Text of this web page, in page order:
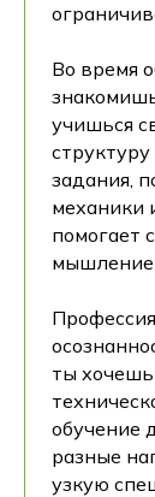
Во время
учишься
задания,
механики
помогает
мышление
ты
обучение
разные
узкую